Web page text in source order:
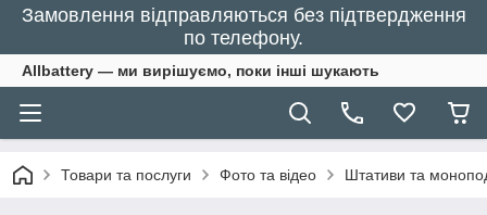
Замовлення відправляються без підтвердження
по телефону.
Allbattery — ми вирішуємо, поки інші шукають
Товари та послуги Фото та відео Штативи та